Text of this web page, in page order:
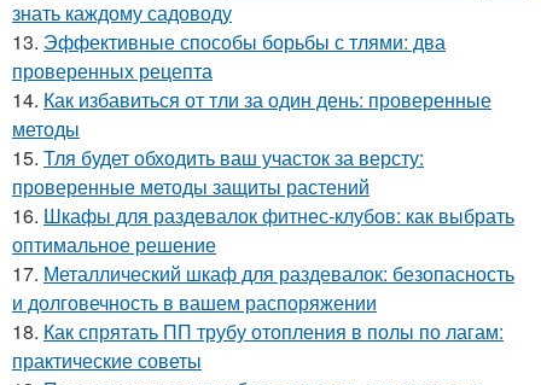
знать каждому садоводу
13. Эффективные способы борьбы с тлями: два
проверенных рецепта
14. Как избавиться от тли за один день: проверенные
методы
15. Тля будет обходить ваш участок за версту:
проверенные методы защиты растений
16. Шкафы для раздевалок фитнес-клубов: как выбрать
оптимальное решение
17. Металлический шкаф для раздевалок: безопасность
и долговечность в вашем распоряжении
18. Как спрятать ПП трубу отопления в полы по лагам:
практические советы